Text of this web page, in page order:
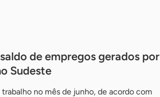
de empregos gerados por
Sudeste
no mês de junho, de acordo com